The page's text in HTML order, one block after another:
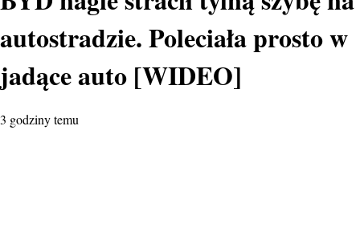
autostradzie. Poleciała prosto w
jadące auto [WIDEO]
3 godziny temu